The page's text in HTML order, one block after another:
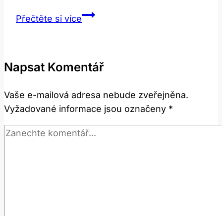
Přečtěte si vícePřeklad
Co
Znamená
a
Jak
Se
Napsat Komentář
Vaše e-mailová adresa nebude zveřejněna.
Vyžadované informace jsou označeny *